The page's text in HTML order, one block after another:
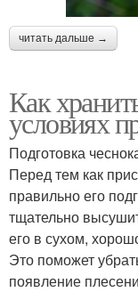
читать дальше →
Как
условиях
Подготовка
Перед тем как
правильно его
тщательно
его в сухом,
Это поможет
появление